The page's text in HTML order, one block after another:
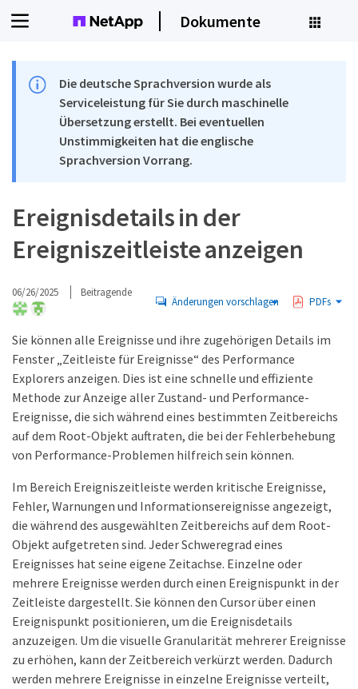
Dokumente
Die deutsche Sprachversion wurde als
Serviceleistung für Sie durch maschinelle
Übersetzung erstellt. Bei eventuellen
Unstimmigkeiten hat die englische
Sprachversion Vorrang.
Ereignisdetails in der
Ereigniszeitleiste anzeigen
06/26/2025 Beitragende
Änderungen vorschlagen PDFs
Sie können alle Ereignisse und ihre zugehörigen Details im
Fenster „Zeitleiste für Ereignisse“ des Performance
Explorers anzeigen. Dies ist eine schnelle und effiziente
Methode zur Anzeige aller Zustand- und Performance-
Ereignisse, die sich während eines bestimmten Zeitbereichs
auf dem Root-Objekt auftraten, die bei der Fehlerbehebung
von Performance-Problemen hilfreich sein können.
Im Bereich Ereigniszeitleiste werden kritische Ereignisse,
Fehler, Warnungen und Informationsereignisse angezeigt,
die während des ausgewählten Zeitbereichs auf dem Root-
Objekt aufgetreten sind. Jeder Schweregrad eines
Ereignisses hat seine eigene Zeitachse. Einzelne oder
mehrere Ereignisse werden durch einen Ereignispunkt in der
Zeitleiste dargestellt. Sie können den Cursor über einen
Ereignispunkt positionieren, um die Ereignisdetails
anzuzeigen. Um die visuelle Granularität mehrerer Ereignisse
zu erhöhen, kann der Zeitbereich verkürzt werden. Dadurch
werden mehrere Ereignisse in einzelne Ereignisse verteilt,